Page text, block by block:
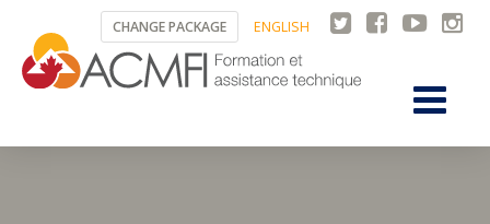
CHANGE PACKAGE ENGLISH